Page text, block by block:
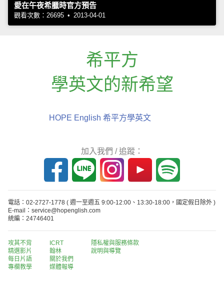
愛在午夜希臘時官方預告
觀看次數：26695 • 2013-04-01
希平方
學英文的新希望
HOPE English 希平方學英文
加入我們 / 追蹤：
電話：02-2727-1778 ( 週一至週五 9:00-12:00、13:30-18:00，國定假日除外 )
E-mail：service@hopenglish.com
統編：24746401
攻其不背
精選影片
每日片語
專欄教學
ICRT
翰林
關於我們
媒體報導
隱私權與服務條款
說明與導覽